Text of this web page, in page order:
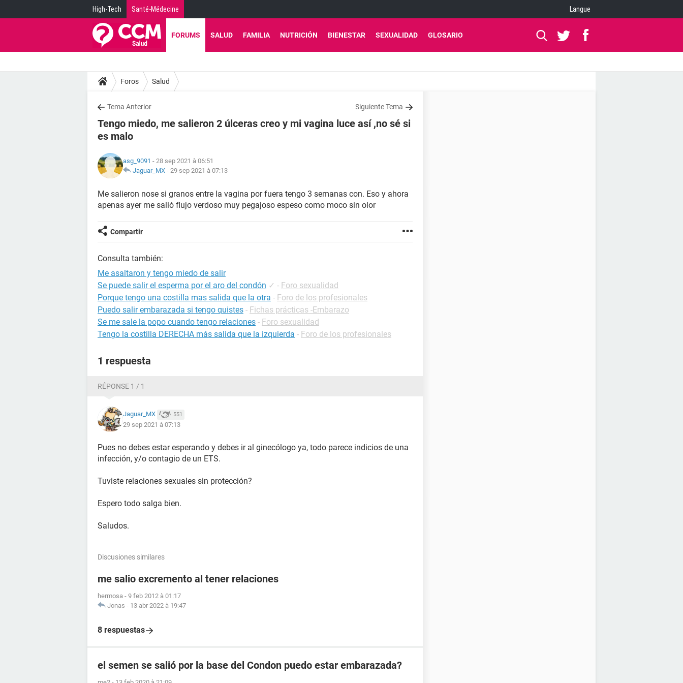
High-Tech Santé-Médecine Langue
FORUMS SALUD FAMILIA NUTRICIÓN BIENESTAR SEXUALIDAD GLOSARIO
Foros Salud
Tema Anterior Siguiente Tema
Tengo miedo, me salieron 2 úlceras creo y mi vagina luce así ,no sé si
es malo
asg_9091 - 28 sep 2021 à 06:51
Jaguar_MX - 29 sep 2021 à 07:13
Me salieron nose si granos entre la vagina por fuera tengo 3 semanas con. Eso y ahora
apenas ayer me salió flujo verdoso muy pegajoso espeso como moco sin olor
Compartir
Consulta también:
Me asaltaron y tengo miedo de salir
Se puede salir el esperma por el aro del condón ✓ - Foro sexualidad
Porque tengo una costilla mas salida que la otra - Foro de los profesionales
Puedo salir embarazada si tengo quistes - Fichas prácticas -Embarazo
Se me sale la popo cuando tengo relaciones - Foro sexualidad
Tengo la costilla DERECHA más salida que la izquierda - Foro de los profesionales
1 respuesta
RÉPONSE 1 / 1
Jaguar_MX 551
29 sep 2021 à 07:13
Pues no debes estar esperando y debes ir al ginecólogo ya, todo parece indicios de una
infección, y/o contagio de un ETS.
Tuviste relaciones sexuales sin protección?
Espero todo salga bien.
Saludos.
Discusiones similares
me salio excremento al tener relaciones
hermosa - 9 feb 2012 à 01:17
Jonas - 13 abr 2022 à 19:47
8 respuestas
el semen se salió por la base del Condon puedo estar embarazada?